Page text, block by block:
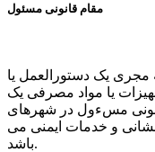
مقام قانونی مسئول
یک دستورالعمل یا
یا مواد مصرفی یک
مسءول در شهرهای
و خدمات ایمنی می
باشد.